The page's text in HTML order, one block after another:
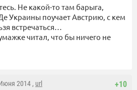
Не какой-то там барыга,
Украины поучает Австрию, с кем
встречаться…
читал, что бы ничего не
+10
2014 , url